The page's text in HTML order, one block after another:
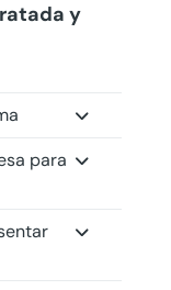
y
para